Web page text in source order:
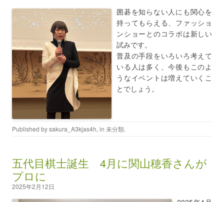
囲碁を知らない人にも関心を
持ってもらえる、ファッショ
ンショーとのコラボは新しい
試みです。
普及の手段をいろいろ考えて
いる人は多く、今後もこのよ
うなイベントは増えていくこ
とでしょう。
Published bysakura_A3kjas4h, in 未分類.
五代目棋士誕生 4月に関山穂香さんが
プロに
2025年2月12日